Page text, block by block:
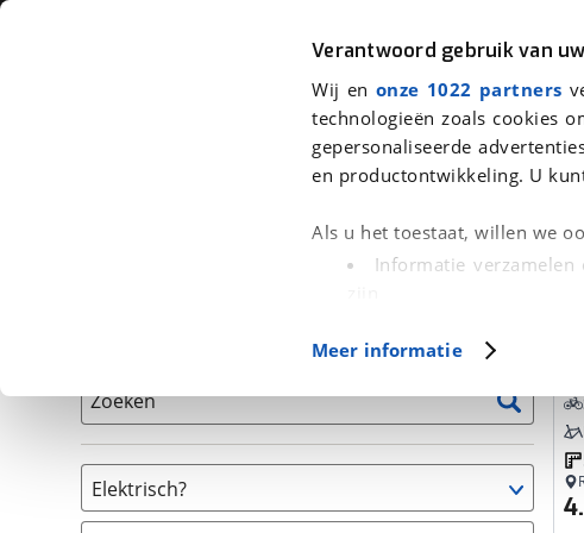
Verantwoord gebruik van
Wij en onze 1022 partners
technologieën zoals cookies
gepersonaliseerde
en productontwikkeling. U
Als u het toestaat, willen we
Informatie
(fingerprinting)
in. U kunt
Cookieverklaring.
Met cookies en
Functionele cookies zorgen
Meer informatie
Auto Fiets Motor
We hebben 3 fietsen voor je gevonden
Zoeken
Elektrisch?
Ja, E-bike (3)